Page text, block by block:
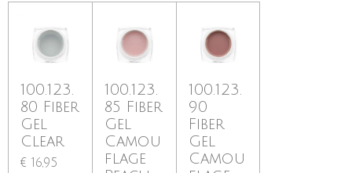
100.123.
80 Fiber
Gel
Clear
€ 16,95
100.123.
85 Fiber
Gel
Camou
flage
100.123.
90
Fiber
Gel
Camou